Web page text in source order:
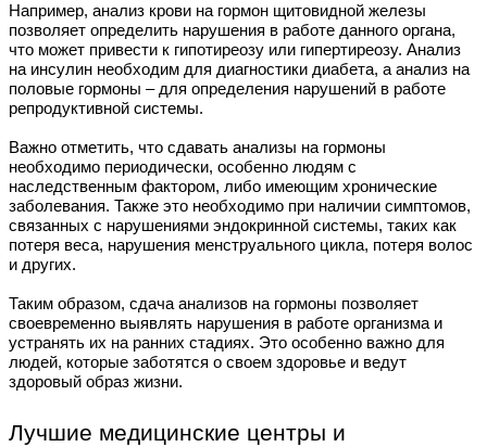
Например, анализ крови на гормон щитовидной железы
позволяет определить нарушения в работе данного органа,
что может привести к гипотиреозу или гипертиреозу. Анализ
на инсулин необходим для диагностики диабета, а анализ на
половые гормоны – для определения нарушений в работе
репродуктивной системы.
Важно отметить, что сдавать анализы на гормоны
необходимо периодически, особенно людям с
наследственным фактором, либо имеющим хронические
заболевания. Также это необходимо при наличии симптомов,
связанных с нарушениями эндокринной системы, таких как
потеря веса, нарушения менструального цикла, потеря волос
и других.
Таким образом, сдача анализов на гормоны позволяет
своевременно выявлять нарушения в работе организма и
устранять их на ранних стадиях. Это особенно важно для
людей, которые заботятся о своем здоровье и ведут
здоровый образ жизни.
Лучшие медицинские центры и